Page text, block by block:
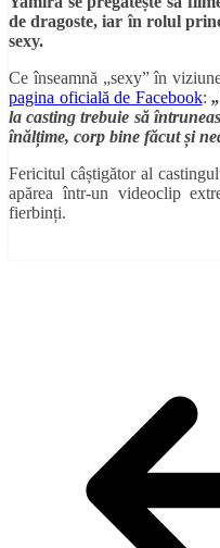
de dragoste, iar în rolul
sexy.
Ce înseamnă „sexy” în
pagina oficială de Facebook:
la casting trebuie să
înălțime, corp bine făcut și
Fericitul câștigător al
apărea într-un videoclip
fierbinți.